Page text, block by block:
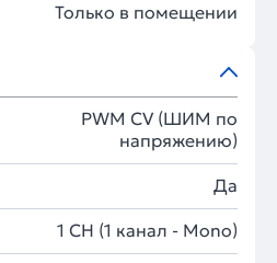
Только в помещении
PWM СV (ШИМ по
напряжению)
Да
1 CH (1 канал - Mono)